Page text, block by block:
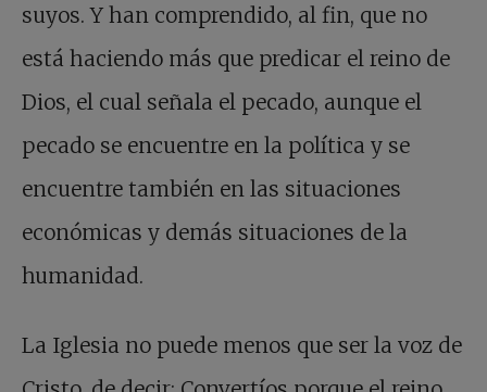
suyos. Y han comprendido, al fin, que no
está haciendo más que predicar el reino de
Dios, el cual señala el pecado, aunque el
pecado se encuentre en la política y se
encuentre también en las situaciones
económicas y demás situaciones de la
humanidad.
La Iglesia no puede menos que ser la voz de